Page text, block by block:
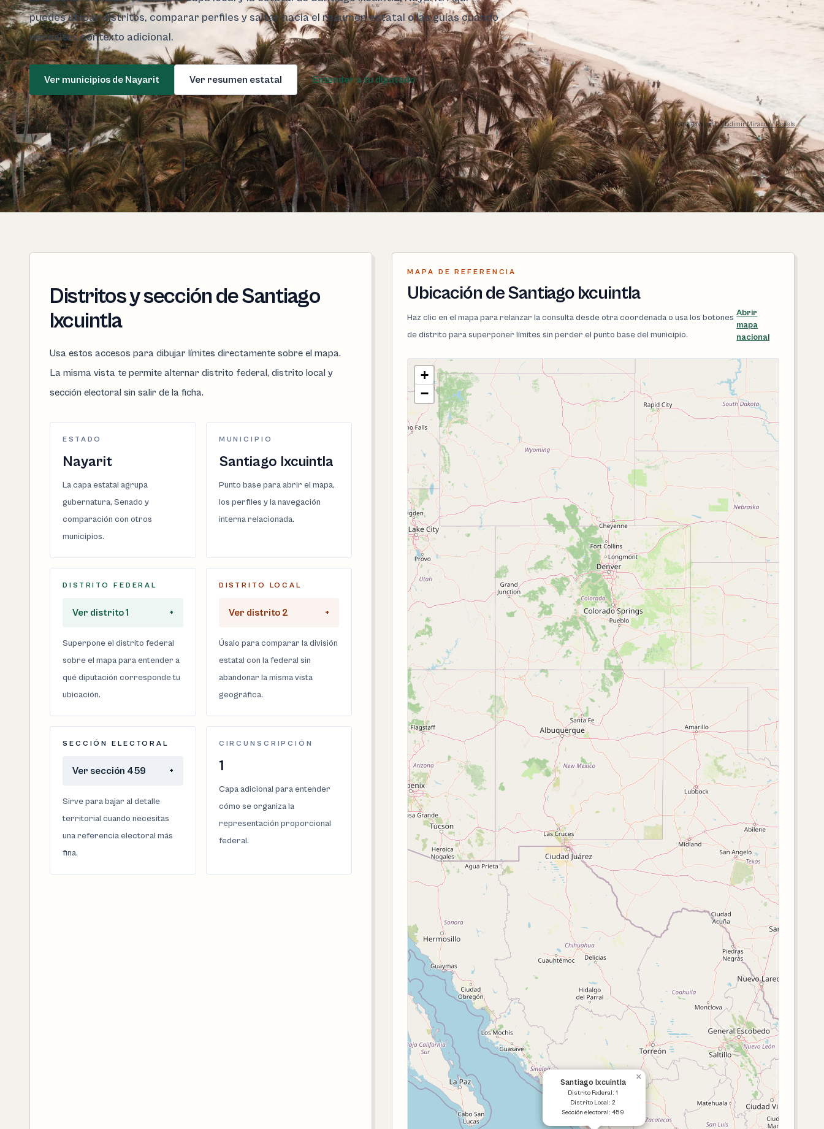
puedes ubicar distritos, comparar perfiles y saltar hacia el resumen estatal o las guías cuando
necesites contexto adicional.
Ver municipios de Nayarit Ver resumen estatal Entender a tu diputado
Foto de Nayarit:Vladimir Miranda / Pexels
Distritos y sección de Santiago
Ixcuintla
Usa estos accesos para dibujar límites directamente sobre el mapa.
La misma vista te permite alternar distrito federal, distrito local y
sección electoral sin salir de la ficha.
ESTADO
Nayarit
La capa estatal agrupa
gubernatura, Senado y
comparación con otros
municipios.
MUNICIPIO
Santiago Ixcuintla
Punto base para abrir el mapa,
los perfiles y la navegación
interna relacionada.
DISTRITO FEDERAL
Ver distrito 1 +
Superpone el distrito federal
sobre el mapa para entender a
qué diputación corresponde tu
ubicación.
DISTRITO LOCAL
Ver distrito 2 +
Úsalo para comparar la división
estatal con la federal sin
abandonar la misma vista
geográfica.
SECCIÓN ELECTORAL
Ver sección 459 +
Sirve para bajar al detalle
territorial cuando necesitas
una referencia electoral más
fina.
CIRCUNSCRIPCIÓN
1
Capa adicional para entender
cómo se organiza la
representación proporcional
federal.
MAPA DE REFERENCIA
Ubicación de Santiago Ixcuintla
Haz clic en el mapa para relanzar la consulta desde otra coordenada o usa los botones
de distrito para superponer límites sin perder el punto base del municipio.
Abrir
mapa
nacional
Santiago Ixcuintla
Distrito Federal: 1
Distrito Local: 2
Sección electoral: 459
×
+
−